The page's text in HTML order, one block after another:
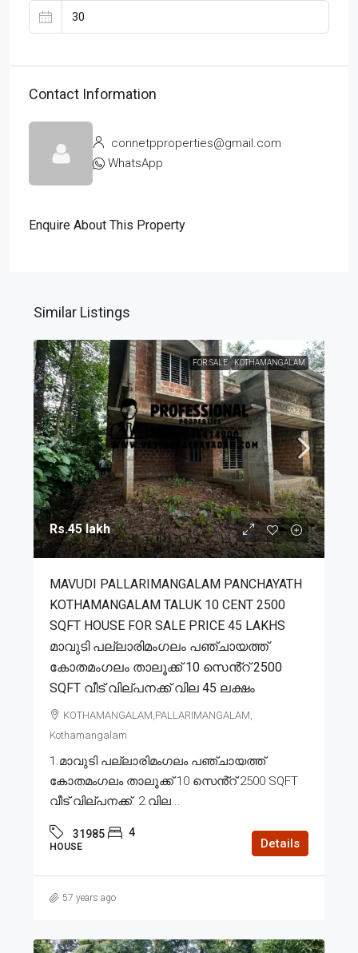
Contact Information
connetpproperties@gmail.com
WhatsApp
Enquire About This Property
Similar Listings
FOR SALE KOTHAMANGALAM
Rs.45 lakh
MAVUDI PALLARIMANGALAM PANCHAYATH
KOTHAMANGALAM TALUK 10 CENT 2500
SQFT HOUSE FOR SALE PRICE 45 LAKHS
മാവുടി പല്ലാരിമംഗലം പഞ്ചായത്ത്
കോതമംഗലം താലൂക്ക് 10 സെൻ്റ് 2500
SQFT വീട് വില്പനക്ക് വില 45 ലക്ഷം
KOTHAMANGALAM,PALLARIMANGALAM,
Kothamangalam
1.മാവുടി പല്ലാരിമംഗലം പഞ്ചായത്ത്
കോതമംഗലം താലൂക്ക് 10 സെൻ്റ് 2500 SQFT
വീട് വില്പനക്ക്. 2.വില...
31985 4
HOUSE Details
57 years ago